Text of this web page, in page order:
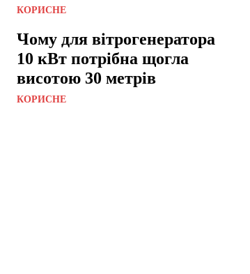
КОРИСНЕ
Чому для вітрогенератора
10 кВт потрібна щогла
висотою 30 метрів
КОРИСНЕ